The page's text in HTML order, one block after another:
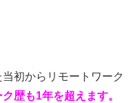
初からリモートワーク
歴も1年を超えます。